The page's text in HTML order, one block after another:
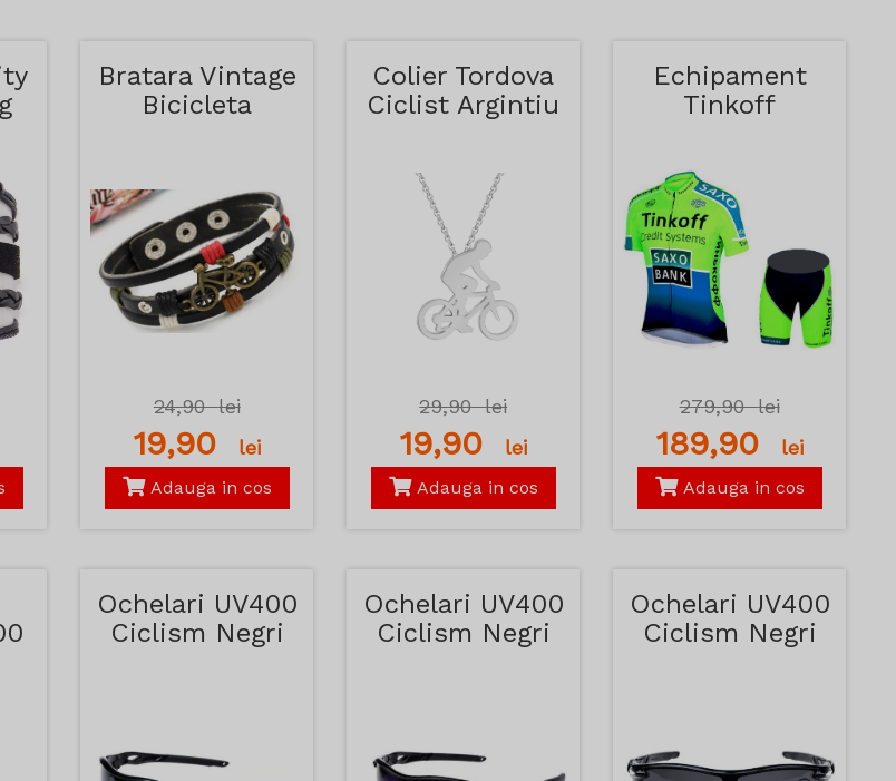
Bratara Vintage
Bicicleta
24,90lei
19,90 lei
Adauga in cos
Colier Tordova
Ciclist Argintiu
29,90lei
19,90 lei
Adauga in cos
Echipament
Tinkoff
279,90lei
189,90 lei
Adauga in cos
Ochelari UV400
Ciclism Negri
Ochelari UV400
Ciclism Negri
Ochelari UV400
Ciclism Negri